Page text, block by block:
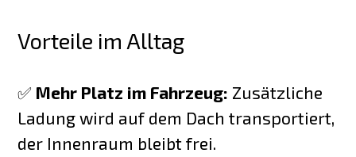
Vorteile im Alltag
✅ Mehr Platz im Fahrzeug: Zusätzliche
Ladung wird auf dem Dach transportiert,
der Innenraum bleibt frei.